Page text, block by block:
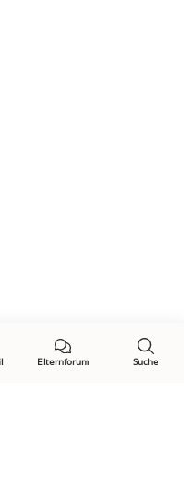
Elternforum Suche